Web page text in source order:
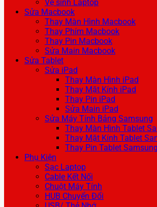
Vệ sinh Laptop
Sửa Macbook
Thay Màn Hình Macbook
Thay Phím Macbook
Thay Pin Macbook
Sửa Main Macbook
Sửa Tablet
Sửa iPad
Thay Màn Hình iPad
Thay Mặt Kính iPad
Thay Pin iPad
Sửa Main iPad
Sửa Máy Tính Bảng Samsung
Thay Màn Hình Tablet
Thay Mặt Kính Tablet
Thay Pin Tablet Samsung
Phụ Kiện
Sạc Laptop
Cable Kết Nối
Chuột Máy Tính
HUB Chuyển Đổi